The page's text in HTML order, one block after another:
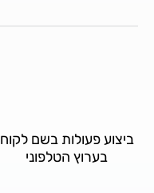
ביצוע פעולות בשם לקוח
בערוץ הטלפוני